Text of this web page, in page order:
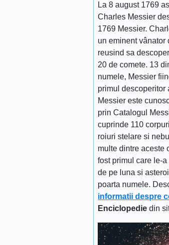
La 8 august 1769
Charles Messier
1769 Messier.
un eminent vânator
reusind sa
20 de comete. 13
numele, Messier
primul descoperitor
Messier este
prin Catalogul
cuprinde 110
roiuri stelare si
multe dintre aceste
fost primul care le-
de pe luna si
poarta numele.
informatii despre
Enciclopedie din